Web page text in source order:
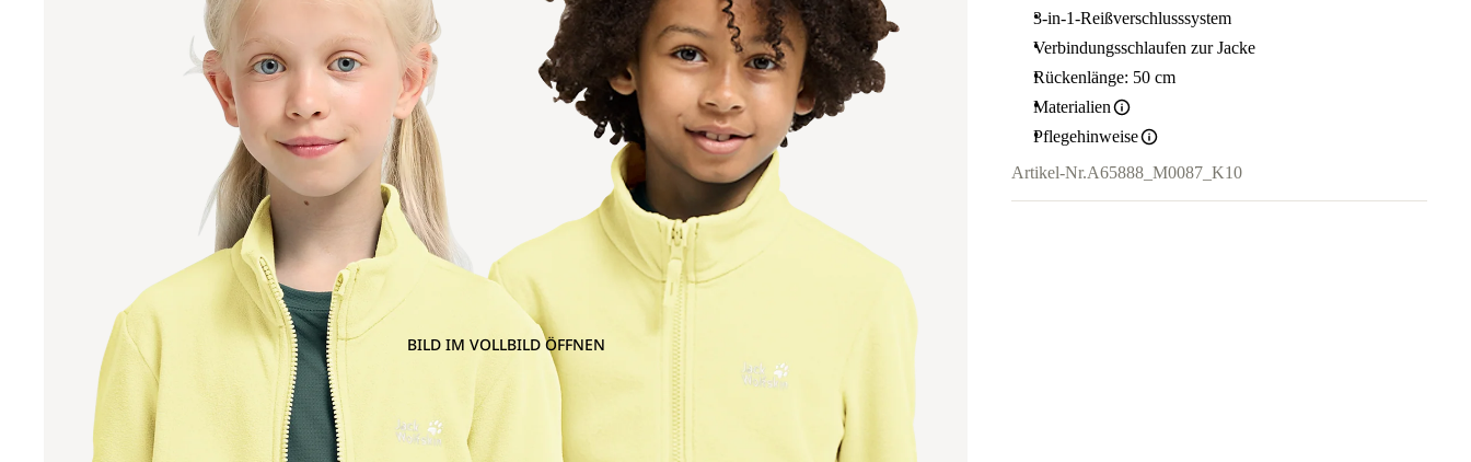
BILD IM VOLLBILD ÖFFNEN
3-in-1-Reißverschlusssystem
Verbindungsschlaufen zur Jacke
Rückenlänge: 50 cm
Materialien
Pflegehinweise
Artikel-Nr.A65888_M0087_K10